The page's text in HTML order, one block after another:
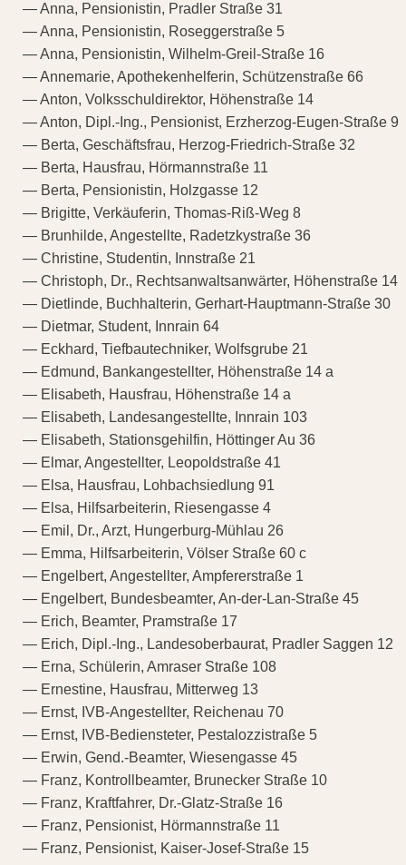
— Anna, Pensionistin, Pradler Straße 31
— Anna, Pensionistin, Roseggerstraße 5
— Anna, Pensionistin, Wilhelm-Greil-Straße 16
— Annemarie, Apothekenhelferin, Schützenstraße 66
— Anton, Volksschuldirektor, Höhenstraße 14
— Anton, Dipl.-Ing., Pensionist, Erzherzog-Eugen-Straße 9
— Berta, Geschäftsfrau, Herzog-Friedrich-Straße 32
— Berta, Hausfrau, Hörmannstraße 11
— Berta, Pensionistin, Holzgasse 12
— Brigitte, Verkäuferin, Thomas-Riß-Weg 8
— Brunhilde, Angestellte, Radetzkystraße 36
— Christine, Studentin, Innstraße 21
— Christoph, Dr., Rechtsanwaltsanwärter, Höhenstraße 14
— Dietlinde, Buchhalterin, Gerhart-Hauptmann-Straße 30
— Dietmar, Student, Innrain 64
— Eckhard, Tiefbautechniker, Wolfsgrube 21
— Edmund, Bankangestellter, Höhenstraße 14 a
— Elisabeth, Hausfrau, Höhenstraße 14 a
— Elisabeth, Landesangestellte, Innrain 103
— Elisabeth, Stationsgehilfin, Höttinger Au 36
— Elmar, Angestellter, Leopoldstraße 41
— Elsa, Hausfrau, Lohbachsiedlung 91
— Elsa, Hilfsarbeiterin, Riesengasse 4
— Emil, Dr., Arzt, Hungerburg-Mühlau 26
— Emma, Hilfsarbeiterin, Völser Straße 60 c
— Engelbert, Angestellter, Ampfererstraße 1
— Engelbert, Bundesbeamter, An-der-Lan-Straße 45
— Erich, Beamter, Pramstraße 17
— Erich, Dipl.-Ing., Landesoberbaurat, Pradler Saggen 12
— Erna, Schülerin, Amraser Straße 108
— Ernestine, Hausfrau, Mitterweg 13
— Ernst, IVB-Angestellter, Reichenau 70
— Ernst, IVB-Bediensteter, Pestalozzistraße 5
— Erwin, Gend.-Beamter, Wiesengasse 45
— Franz, Kontrollbeamter, Brunecker Straße 10
— Franz, Kraftfahrer, Dr.-Glatz-Straße 16
— Franz, Pensionist, Hörmannstraße 11
— Franz, Pensionist, Kaiser-Josef-Straße 15